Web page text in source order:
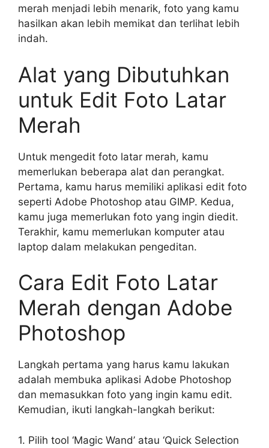
merah menjadi lebih menarik, foto yang kamu
hasilkan akan lebih memikat dan terlihat lebih
indah.
Alat yang Dibutuhkan
untuk Edit Foto Latar
Merah
Untuk mengedit foto latar merah, kamu
memerlukan beberapa alat dan perangkat.
Pertama, kamu harus memiliki aplikasi edit foto
seperti Adobe Photoshop atau GIMP. Kedua,
kamu juga memerlukan foto yang ingin diedit.
Terakhir, kamu memerlukan komputer atau
laptop dalam melakukan pengeditan.
Cara Edit Foto Latar
Merah dengan Adobe
Photoshop
Langkah pertama yang harus kamu lakukan
adalah membuka aplikasi Adobe Photoshop
dan memasukkan foto yang ingin kamu edit.
Kemudian, ikuti langkah-langkah berikut:
1. Pilih tool ‘Magic Wand’ atau ‘Quick Selection